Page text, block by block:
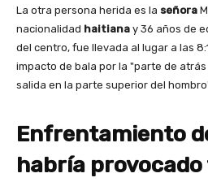
La otra persona herida es la señora
nacionalidad haitiana y 36 años de
del centro, fue llevada al lugar a las
impacto de bala por la "parte de
salida en la parte superior del
Enfrentamiento
habría